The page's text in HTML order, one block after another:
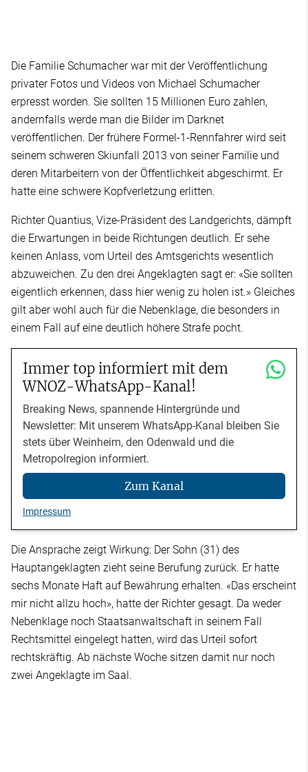
Die Familie Schumacher war mit der Veröffentlichung
privater Fotos und Videos von Michael Schumacher
erpresst worden. Sie sollten 15 Millionen Euro zahlen,
andernfalls werde man die Bilder im Darknet
veröffentlichen. Der frühere Formel-1-Rennfahrer wird seit
seinem schweren Skiunfall 2013 von seiner Familie und
deren Mitarbeitern von der Öffentlichkeit abgeschirmt. Er
hatte eine schwere Kopfverletzung erlitten.
Richter Quantius, Vize-Präsident des Landgerichts, dämpft
die Erwartungen in beide Richtungen deutlich. Er sehe
keinen Anlass, vom Urteil des Amtsgerichts wesentlich
abzuweichen. Zu den drei Angeklagten sagt er: «Sie sollten
eigentlich erkennen, dass hier wenig zu holen ist.» Gleiches
gilt aber wohl auch für die Nebenklage, die besonders in
einem Fall auf eine deutlich höhere Strafe pocht.
Immer top informiert mit dem
WNOZ-WhatsApp-Kanal!
Breaking News, spannende Hintergründe und
Newsletter: Mit unserem WhatsApp-Kanal bleiben Sie
stets über Weinheim, den Odenwald und die
Metropolregion informiert.
Zum Kanal
Impressum
Die Ansprache zeigt Wirkung: Der Sohn (31) des
Hauptangeklagten zieht seine Berufung zurück. Er hatte
sechs Monate Haft auf Bewährung erhalten. «Das erscheint
mir nicht allzu hoch», hatte der Richter gesagt. Da weder
Nebenklage noch Staatsanwaltschaft in seinem Fall
Rechtsmittel eingelegt hatten, wird das Urteil sofort
rechtskräftig. Ab nächste Woche sitzen damit nur noch
zwei Angeklagte im Saal.